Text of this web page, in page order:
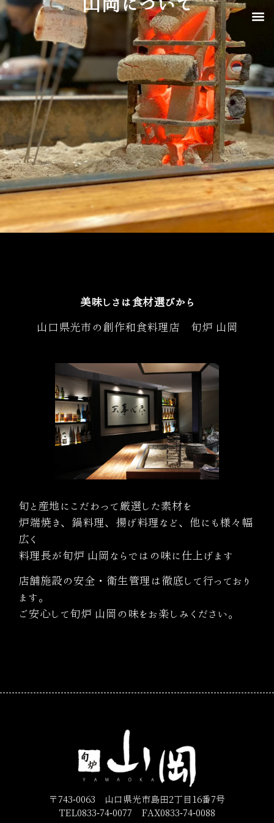
美味しさは食材選びから
山口県光市の創作和食料理店 旬炉 山岡
旬と産地にこだわって厳選した素材を
炉端焼き、鍋料理、揚げ料理など、他にも様々幅
広く
料理長が旬炉 山岡ならではの味に仕上げます
店舗施設の安全・衛生管理は徹底して行っており
ます。
ご安心して旬炉 山岡の味をお楽しみください。
〒743-0063 山口県光市島田2丁目16番7号
TEL0833-74-0077 FAX0833-74-0088